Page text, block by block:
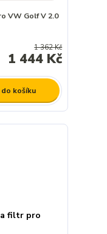
VW Golf V 2.0
1 362 Kč
1 444 Kč
košíku